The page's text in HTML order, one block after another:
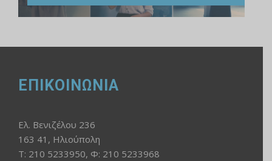
ΕΠΙΚΟΙΝΩΝΙΑ
Ελ. Βενιζέλου 236
163 41, Ηλιούπολη
Τ: 210 5233950, Φ: 210 5233968